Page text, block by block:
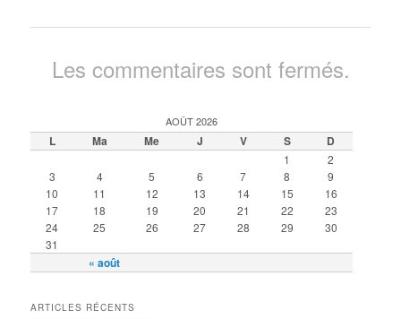
Les commentaires sont fermés.
AOÛT 2026
L Ma Me J V S D
« août
1
2
3
4 5 6 7 8
9
10
11 12 13 14 15
16
17
18 19 20 21 22
23
24
25 26 27 28 29
30
31
ARTICLES RÉCENTS